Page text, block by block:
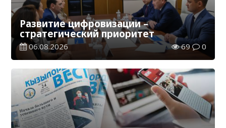
Развитие цифровизации –
стратегический приоритет
06.08.2026 69 0